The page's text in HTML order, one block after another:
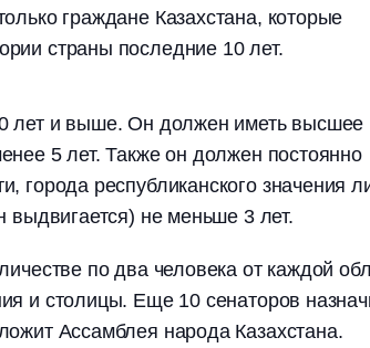
граждане Казахстана, которые
страны последние 10 лет.
лет и выше. Он должен иметь высшее
5 лет. Также он должен постоянно
города республиканского значения
выдвигается) не меньше 3 лет.
по два человека от каждой
и столицы. Еще 10 сенаторов
Ассамблея народа Казахстана.